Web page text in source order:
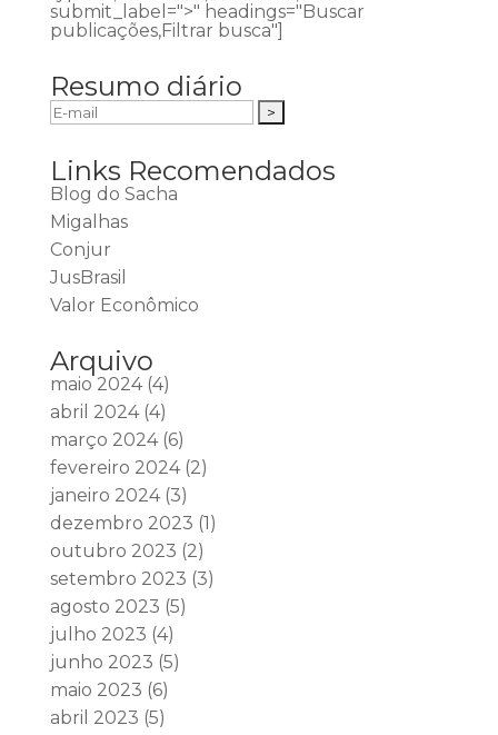
submit_label=">" headings="Buscar
publicações,Filtrar busca"]
Resumo diário
Links Recomendados
Blog do Sacha
Migalhas
Conjur
JusBrasil
Valor Econômico
Arquivo
maio 2024(4)
abril 2024(4)
março 2024(6)
fevereiro 2024(2)
janeiro 2024(3)
dezembro 2023 (1)
outubro 2023 (2)
setembro 2023 (3)
agosto 2023 (5)
julho 2023 (4)
junho 2023 (5)
maio 2023 (6)
abril 2023 (5)